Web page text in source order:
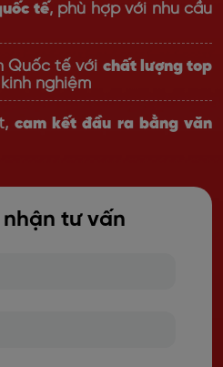
tế, phù hợp với nhu cầu
Quốc tế với chất lượng top
nghiệm
cam kết đầu ra bằng văn
tư vấn